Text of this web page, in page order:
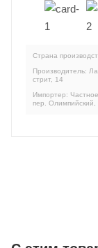
Страна
Производитель:
стрит, 14
Импортер:
пер. Олимпийский,